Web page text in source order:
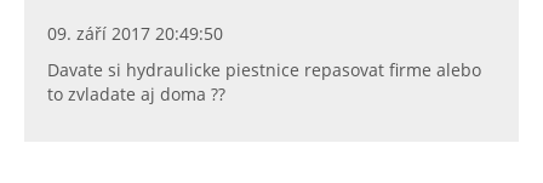
09. září 2017 20:49:50
Davate si hydraulicke piestnice repasovat firme alebo
to zvladate aj doma ??